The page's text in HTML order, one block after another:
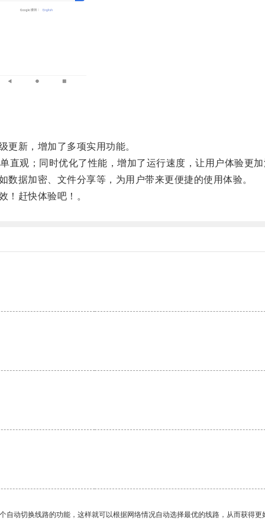
新，增加了多项实用功能。
观；同时优化了性能，增加了运行速度，让用户体验更加
加密、文件分享等，为用户带来更便捷的使用体验。
赶快体验吧！。
动切换线路的功能，这样就可以根据网络情况自动选择最优的线路，从而获得更